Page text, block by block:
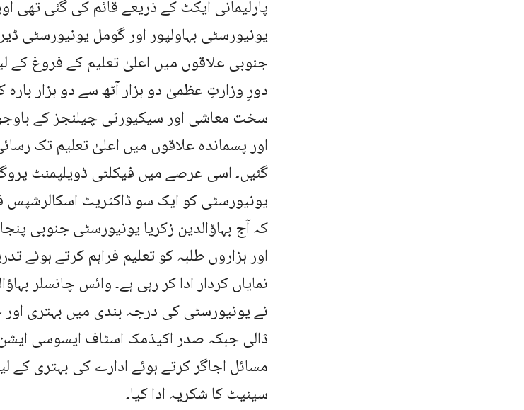
پارلیمانی ایکٹ کے ذریعے قائم کی گئی
یونیورسٹی بہاولپور اور گومل یونیورسٹی
جنوبی علاقوں میں اعلیٰ تعلیم کے فروغ کے
دورِ وزارتِ عظمیٰ دو ہزار آٹھ سے دو ہزار بارہ
سخت معاشی اور سیکیورٹی چیلنجز کے
اور پسماندہ علاقوں میں اعلیٰ تعلیم تک
گئیں۔ اسی عرصے میں فیکلٹی ڈویلپمنٹ
یونیورسٹی کو ایک سو ڈاکٹریٹ اسکالرشپس
کہ آج بہاؤالدین زکریا یونیورسٹی
اور ہزاروں طلبہ کو تعلیم فراہم کرتے ہوئے
نمایاں کردار ادا کر رہی ہے۔ وائس چانسلر
نے یونیورسٹی کی درجہ بندی میں بہتری
ڈالی جبکہ صدر اکیڈمک اسٹاف ایسوسی
مسائل اجاگر کرتے ہوئے ادارے کی بہتری کے
سینیٹ کا شکریہ ادا کیا۔